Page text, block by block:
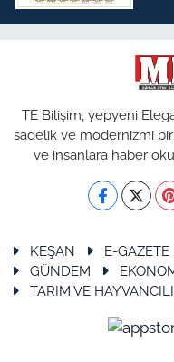
TE Bilişim, yepyeni
sadelik ve modernizmi bir
ve insanlara haber
KEŞAN E-GAZETE
GÜNDEM
TARIM VE